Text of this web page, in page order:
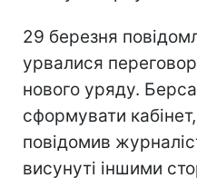
29 березня
урвалися
нового уряду.
сформувати
повідомив
висунуті іншими